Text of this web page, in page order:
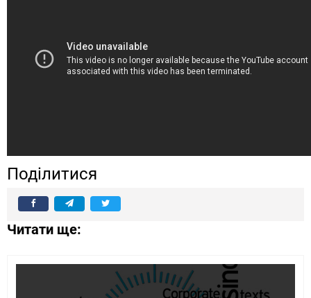
Поділитися
Читати ще: